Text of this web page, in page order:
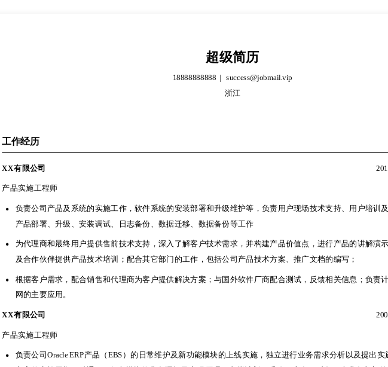
超级简历
18888888888
success@jobmail.vip
浙江
工作经历
XX有限公司
产品实施工程师
负责公司产品及系统的实施工作，软件系统的安装部署和升级维护等，负责用户现场技术支持、用户培训
产品部署、升级、安装调试、日志备份、数据迁移、数据备份等工作
为代理商和最终用户提供售前技术支持，深入了解客户技术需求，并构建产品价值点，进行产品的讲解演
及合作伙伴提供产品技术培训；配合其它部门的工作，包括公司产品技术方案、推广文档的编写；
根据客户需求，配合销售和代理商为客户提供解决方案；与国外软件厂商配合测试，反馈相关信息；负责
网的主要应用。
XX有限公司
产品实施工程师
负责公司Oracle ERP产品（EBS）的日常维护及新功能模块的上线实施，独立进行业务需求分析以及提出
工作经历
XX有限公司
产品实施工程师
负责公司产品及系统的实施工作，软件系统的安装部署和升级维护等，负责用户现场技术支持、用户培训
产品部署、升级、安装调试、日志备份、数据迁移、数据备份等工作
为代理商和最终用户提供售前技术支持，深入了解客户技术需求，并构建产品价值点，进行产品的讲解演
及合作伙伴提供产品技术培训；配合其它部门的工作，包括公司产品技术方案、推广文档的编写；
根据客户需求，配合销售和代理商为客户提供解决方案；与国外软件厂商配合测试，反馈相关信息；负责
网的主要应用。